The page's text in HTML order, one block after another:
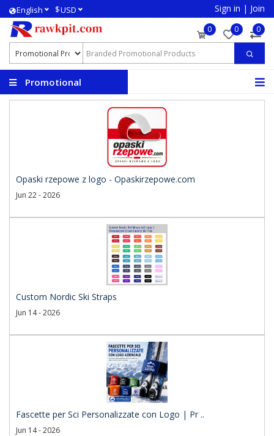
English $USD Sign in | Join
0 0 0
Promotional
Opaski rzepowe z logo - Opaskirzepowe.com
Jun 22 - 2026
Custom Nordic Ski Straps
Jun 14 - 2026
Fascette per Sci Personalizzate con Logo | Pr ..
Jun 14 - 2026